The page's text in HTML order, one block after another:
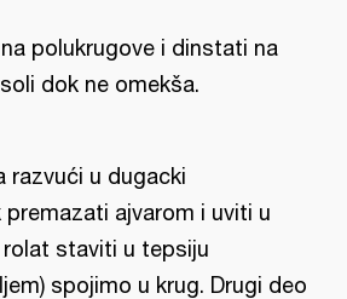
polukrugove i dinstati na
dok ne omekša.
razvući u dugacki
premazati ajvarom i uviti u
rolat staviti u tepsiju
spojimo u krug. Drugi deo